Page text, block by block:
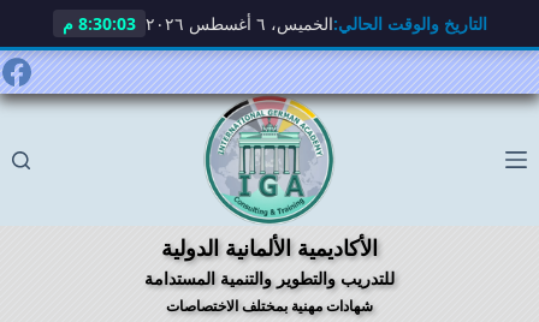
التاريخ والوقت الحالي:الخميس، ٦ أغسطس ٢٠٢٦ 8:30:03 م
الأكاديمية الألمانية الدولية
للتدريب والتطوير والتنمية المستدامة
شهادات مهنية بمختلف الاختصاصات